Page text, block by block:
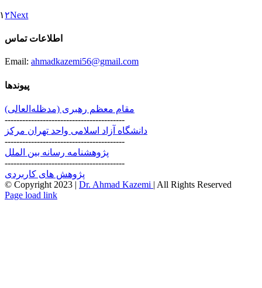
۱۲Next
اطلاعات تماس
Email: ahmadkazemi56@gmail.com
پیوندها
مقام معظم رهبری (مد‌ظله‌العالی)
-----------------------------------------
دانشگاه آزاد اسلامی واحد تهران مرکز
-----------------------------------------
پژوهشنامه رسانه بین الملل
-----------------------------------------
پژوهش های کاربردی
© Copyright 2023 | Dr. Ahmad Kazemi | All Rights Reserved
Instagram
X
Page load link